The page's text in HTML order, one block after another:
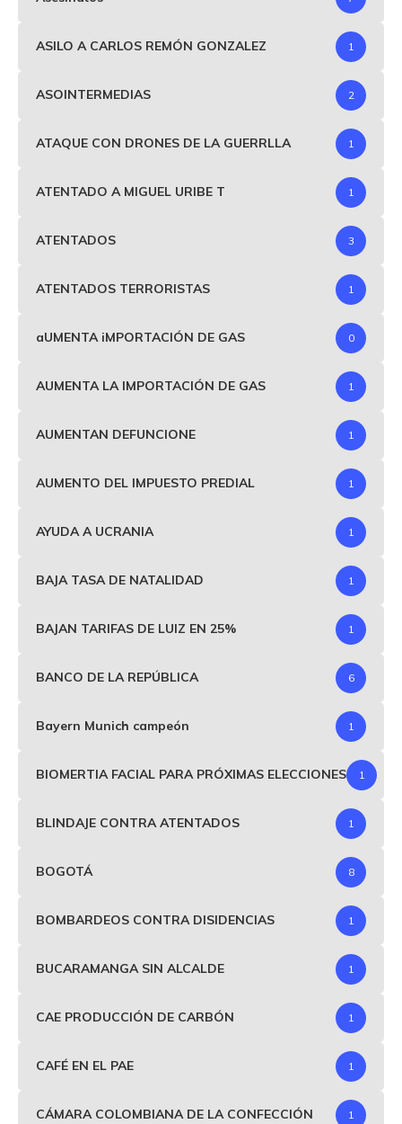
ASILO A CARLOS REMÓN GONZALEZ 1
ASOINTERMEDIAS 2
ATAQUE CON DRONES DE LA GUERRLLA 1
ATENTADO A MIGUEL URIBE T 1
ATENTADOS 3
ATENTADOS TERRORISTAS 1
aUMENTA iMPORTACIÓN DE GAS 0
AUMENTA LA IMPORTACIÓN DE GAS 1
AUMENTAN DEFUNCIONE 1
AUMENTO DEL IMPUESTO PREDIAL 1
AYUDA A UCRANIA 1
BAJA TASA DE NATALIDAD 1
BAJAN TARIFAS DE LUIZ EN 25% 1
BANCO DE LA REPÚBLICA 6
Bayern Munich campeón 1
BIOMERTIA FACIAL PARA PRÓXIMAS ELECCIONES 1
BLINDAJE CONTRA ATENTADOS 1
BOGOTÁ 8
BOMBARDEOS CONTRA DISIDENCIAS 1
BUCARAMANGA SIN ALCALDE 1
CAE PRODUCCIÓN DE CARBÓN 1
CAFÉ EN EL PAE 1
CÁMARA COLOMBIANA DE LA CONFECCIÓN 1